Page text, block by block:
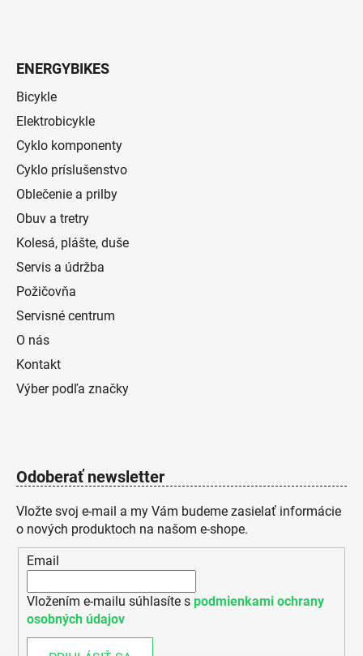
ENERGYBIKES
Bicykle
Elektrobicykle
Cyklo komponenty
Cyklo príslušenstvo
Oblečenie a prilby
Obuv a tretry
Kolesá, plášte, duše
Servis a údržba
Požičovňa
Servisné centrum
O nás
Kontakt
Výber podľa značky
Odoberať newsletter
Vložte svoj e-mail a my Vám budeme zasielať informácie
o nových produktoch na našom e-shope.
Email
Vložením e-mailu súhlasíte s podmienkami ochrany
osobných údajov